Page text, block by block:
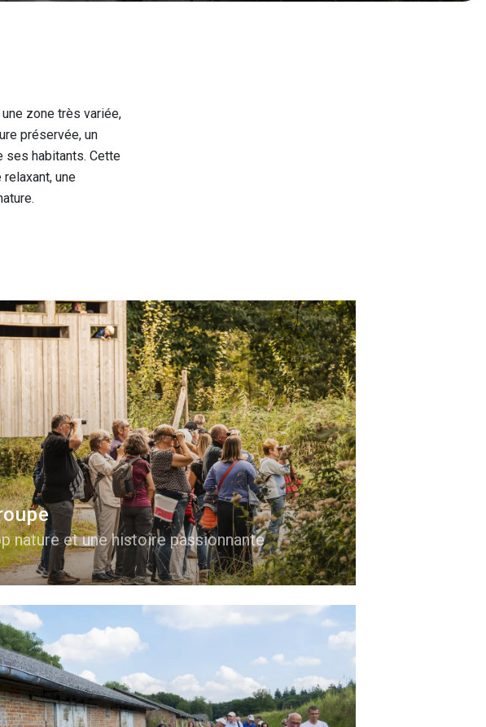
zone très variée,
préservée, un
ses habitants. Cette
une
nature et une histoire passionnante